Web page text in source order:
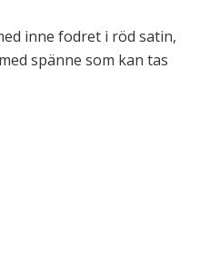
inne fodret i röd satin,
spänne som kan tas